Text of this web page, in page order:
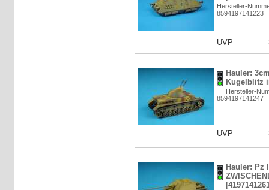
Hersteller-
8594197141223
UVP
Hauler:
Kugelblitz
Hersteller-
8594197141247
UVP
Hauler: Pz